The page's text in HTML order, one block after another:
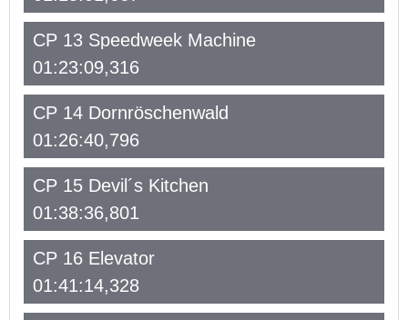
CP 13 Speedweek Machine
01:23:09,316
CP 14 Dornröschenwald
01:26:40,796
CP 15 Devil´s Kitchen
01:38:36,801
CP 16 Elevator
01:41:14,328